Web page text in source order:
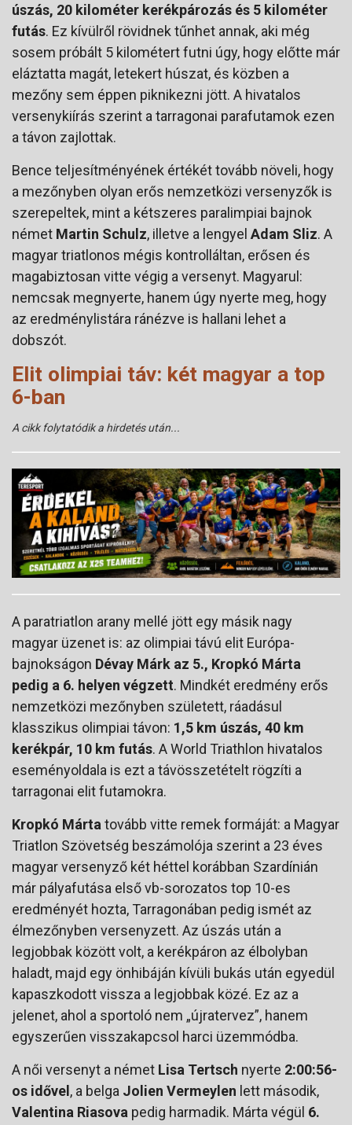
úszás, 20 kilométer kerékpározás és 5 kilométer
futás. Ez kívülről rövidnek tűnhet annak, aki még
sosem próbált 5 kilométert futni úgy, hogy előtte már
eláztatta magát, letekert húszat, és közben a
mezőny sem éppen piknikezni jött. A hivatalos
versenykiírás szerint a tarragonai parafutamok ezen
a távon zajlottak.
Bence teljesítményének értékét tovább növeli, hogy
a mezőnyben olyan erős nemzetközi versenyzők is
szerepeltek, mint a kétszeres paralimpiai bajnok
német Martin Schulz, illetve a lengyel Adam Sliz. A
magyar triatlonos mégis kontrolláltan, erősen és
magabiztosan vitte végig a versenyt. Magyarul:
nemcsak megnyerte, hanem úgy nyerte meg, hogy
az eredménylistára ránézve is hallani lehet a
dobszót.
Elit olimpiai táv: két magyar a top
6-ban
A cikk folytatódik a hirdetés után...
A paratriatlon arany mellé jött egy másik nagy
magyar üzenet is: az olimpiai távú elit Európa-
bajnokságon Dévay Márk az 5., Kropkó Márta
pedig a 6. helyen végzett. Mindkét eredmény erős
nemzetközi mezőnyben született, ráadásul
klasszikus olimpiai távon: 1,5 km úszás, 40 km
kerékpár, 10 km futás. A World Triathlon hivatalos
eseményoldala is ezt a távösszetételt rögzíti a
tarragonai elit futamokra.
Kropkó Mártatovább vitte remek formáját: a Magyar
Triatlon Szövetség beszámolója szerint a 23 éves
magyar versenyző két héttel korábban Szardínián
már pályafutása első vb-sorozatos top 10-es
eredményét hozta, Tarragonában pedig ismét az
élmezőnyben versenyzett. Az úszás után a
legjobbak között volt, a kerékpáron az élbolyban
haladt, majd egy önhibáján kívüli bukás után egyedül
kapaszkodott vissza a legjobbak közé. Ez az a
jelenet, ahol a sportoló nem „újratervez”, hanem
egyszerűen visszakapcsol harci üzemmódba.
A női versenyt a német Lisa Tertsch nyerte 2:00:56-
os idővel , a belga Jolien Vermeylen lett második,
Valentina Riasova pedig harmadik. Márta végül 6.